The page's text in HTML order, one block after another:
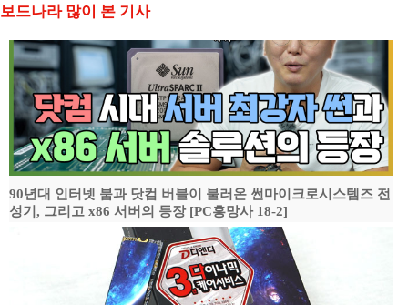
보드나라 많이 본 기사
90년대 인터넷 붐과 닷컴 버블이 불러온 썬마이크로시스템즈 전
성기, 그리고 x86 서버의 등장 [PC흥망사 18-2]